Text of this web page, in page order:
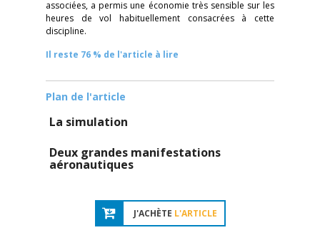
associées, a permis une économie très sensible sur les
heures de vol habituellement consacrées à cette
discipline.
Il reste 76 % de l'article à lire
Plan de l'article
La simulation
Deux grandes manifestations
aéronautiques
J'ACHÈTE L'ARTICLE